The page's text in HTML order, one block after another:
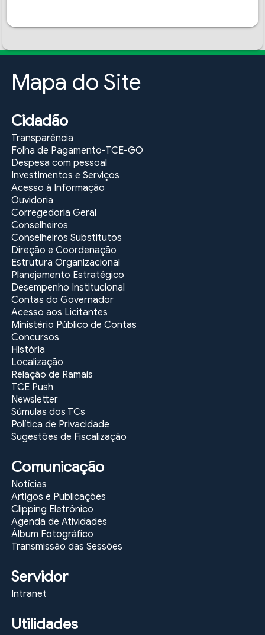
Mapa do Site
Cidadão
Transparência
Folha de Pagamento-TCE-GO
Despesa com pessoal
Investimentos e Serviços
Acesso à Informação
Ouvidoria
Corregedoria Geral
Conselheiros
Conselheiros Substitutos
Direção e Coordenação
Estrutura Organizacional
Planejamento Estratégico
Desempenho Institucional
Contas do Governador
Acesso aos Licitantes
Ministério Público de Contas
Concursos
História
Localização
Relação de Ramais
TCE Push
Newsletter
Súmulas dos TCs
Política de Privacidade
Sugestões de Fiscalização
Comunicação
Notícias
Artigos e Publicações
Clipping Eletrônico
Agenda de Atividades
Álbum Fotográfico
Transmissão das Sessões
Servidor
Intranet
Utilidades